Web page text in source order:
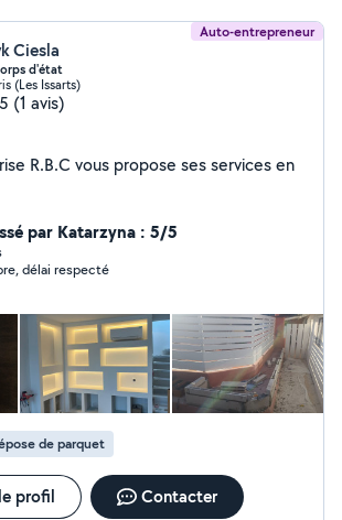
Auto-entrepreneur
Ciesla
d'état
(Les Issarts)
(1 avis)
par Katarzyna : 5/5
délai respecté
de parquet
profil Contacter